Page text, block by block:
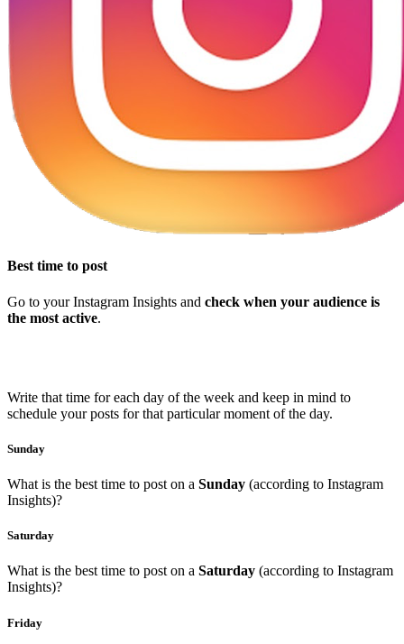
Best time to post
Go to your Instagram Insights and check when your audience is
the most active.
Write that time for each day of the week and keep in mind to
schedule your posts for that particular moment of the day.
Sunday
What is the best time to post on a Sunday (according to Instagram
Insights)?
Saturday
What is the best time to post on a Saturday (according to Instagram
Insights)?
Friday